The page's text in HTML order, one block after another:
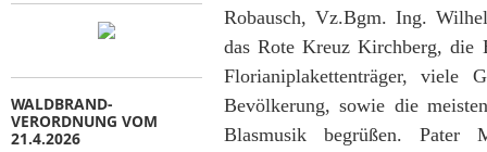
Robausch, Vz.Bgm. Ing.
das Rote Kreuz Kirchberg, die
Florianiplakettenträger, viele
Bevölkerung, sowie die
Blasmusik begrüßen.
WALDBRAND-
VERORDNUNG VOM
21.4.2026